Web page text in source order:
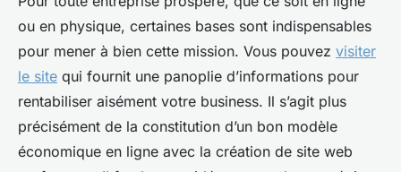
ou en physique, certaines bases sont indispensables
pour mener à bien cette mission. Vous pouvez visiter
le site qui fournit une panoplie d’informations pour
rentabiliser aisément votre business. Il s’agit plus
précisément de la constitution d’un bon modèle
économique en ligne avec la création de site web